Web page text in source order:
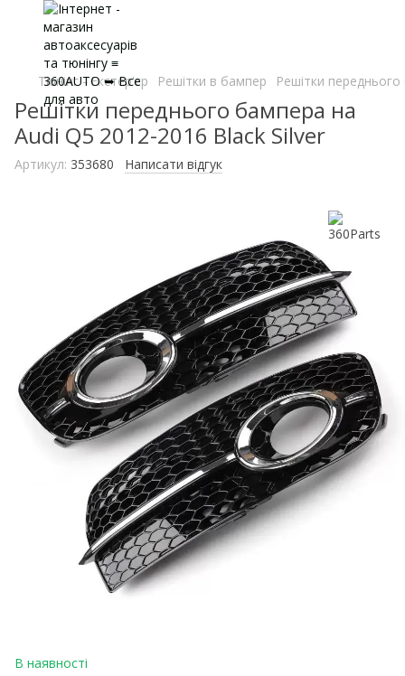
Тюнінг - Екстер'єр Решітки в бампер Решітки
Решітки переднього бампера на
Audi Q5 2012-2016 Black Silver
Артикул: 353680 Написати відгук
В наявності